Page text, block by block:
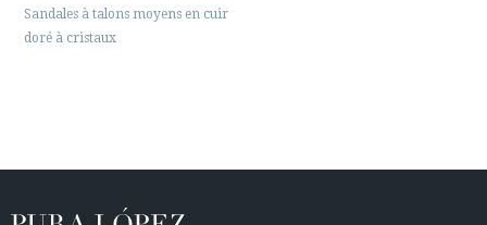
Sandales à talons moyens en cuir
doré à cristaux